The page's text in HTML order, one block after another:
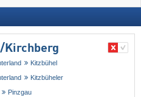
​Kirchberg
Kitzbühel
Kitzbüheler
Pinzgau